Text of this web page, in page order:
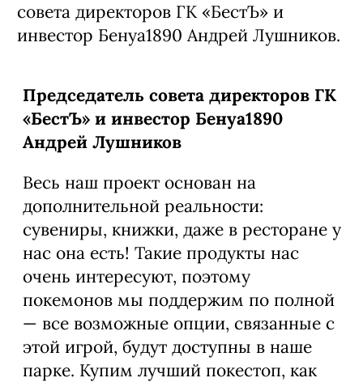
совета директоров ГК «БестЪ» и
инвестор Бенуа1890 Андрей Лушников.
Председатель совета директоров ГК
«БестЪ» и инвестор Бенуа1890
Андрей Лушников
Весь наш проект основан на
дополнительной реальности:
сувениры, книжки, даже в ресторане у
нас она есть! Такие продукты нас
очень интересуют, поэтому
покемонов мы поддержим по полной
— все возможные опции, связанные с
этой игрой, будут доступны в наше
парке. Купим лучший покестоп, как